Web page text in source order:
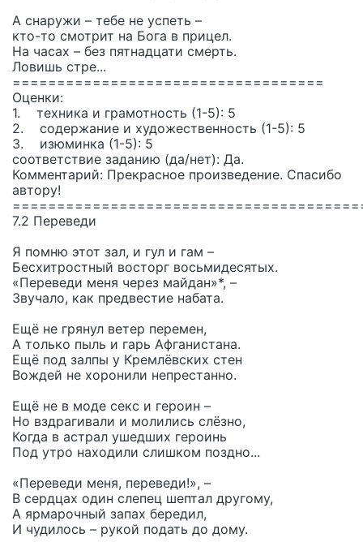
А снаружи – тебе не успеть –
кто-то смотрит на Бога в прицел.
На часах – без пятнадцати смерть.
Ловишь стре...
===================================
Оценки:
1. техника и грамотность (1-5): 5
2. содержание и художественность (1-5): 5
3. изюминка (1-5): 5
соответствие заданию (да/нет): Да.
Комментарий: Прекрасное произведение. Спасибо
автору!
7.2 Переведи
Я помню этот зал, и гул и гам –
Бесхитростный восторг восьмидесятых.
«Переведи меня через майдан»*, –
Звучало, как предвестие набата.
Ещё не грянул ветер перемен,
А только пыль и гарь Афганистана.
Ещё под залпы у Кремлёвских стен
Вождей не хоронили непрестанно.
Ещё не в моде секс и героин –
Но вздрагивали и молились слёзно,
Когда в астрал ушедших героинь
Под утро находили слишком поздно...
«Переведи меня, переведи!», –
В сердцах один слепец шептал другому,
А ярмарочный запах бередил,
И чудилось – рукой подать до дому.